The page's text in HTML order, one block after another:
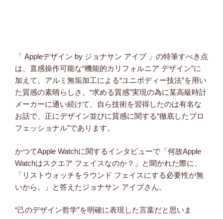
「 Appleデザイン by ジョナサン アイブ 」の特筆すべき点
は、直感操作可能な“機能的カリフォルニア デザイン”に
加えて、アルミ無垢加工による“ユニボディー技法”を用い
た質感の素晴らしさ。“求める質感”実現の為に某高級時計
メーカーに通い続けて、自ら技術を習得したのは有名な
お話で、正にデザイン並びに質感に関する“徹底したプロ
フェッショナル”であります。
かつてApple Watchに関するインタビューで「何故Apple
Watchはスクエア フェイスなのか？」と聞かれた際に、
「リストウォッチをラウンド フェイスにする必要性が無
いから。」と答えたジョナサン アイブさん。
“己のデザイン哲学”を明確に表現した言葉だと思いま